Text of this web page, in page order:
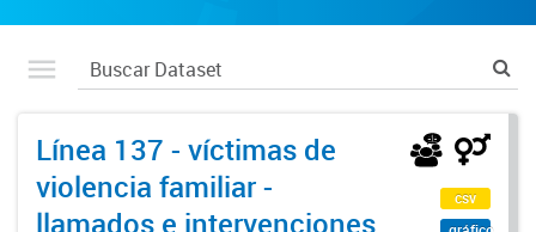
Línea 137 - víctimas de
violencia familiar -
llamados e intervenciones
csv